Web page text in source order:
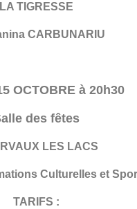
LA TIGRESSE
CARBUNARIU
OCTOBRE à 20h30
des fêtes
LES LACS
Culturelles et
TARIFS :